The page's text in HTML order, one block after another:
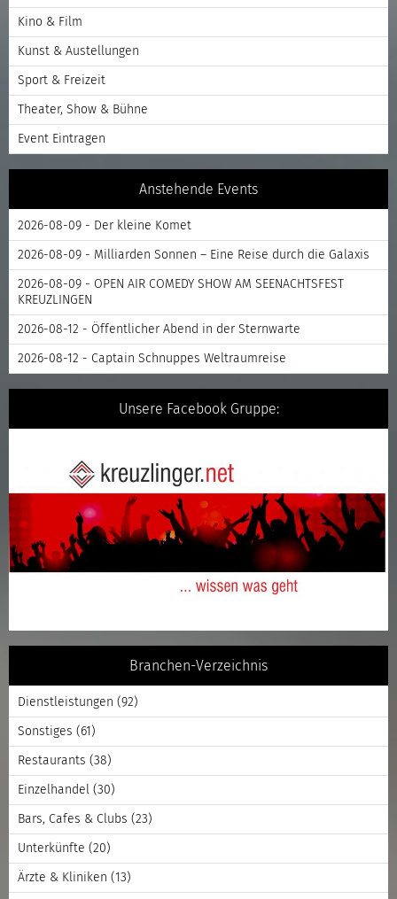
Kino & Film
Kunst & Austellungen
Sport & Freizeit
Theater, Show & Bühne
Event Eintragen
Anstehende Events
2026-08-09 - Der kleine Komet
2026-08-09 - Milliarden Sonnen – Eine Reise durch die Galaxis
2026-08-09 - OPEN AIR COMEDY SHOW AM SEENACHTSFEST
KREUZLINGEN
2026-08-12 - Öffentlicher Abend in der Sternwarte
2026-08-12 - Captain Schnuppes Weltraumreise
Unsere Facebook Gruppe:
Branchen-Verzeichnis
Dienstleistungen (92)
Sonstiges (61)
Restaurants (38)
Einzelhandel (30)
Bars, Cafes & Clubs (23)
Unterkünfte (20)
Ärzte & Kliniken (13)